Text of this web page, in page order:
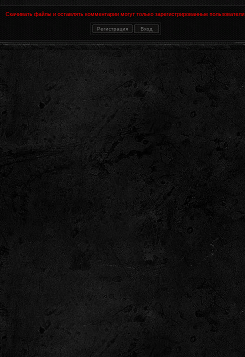
Скачивать файлы и оставлять комментарии могут только зарегистрированные пользователи.